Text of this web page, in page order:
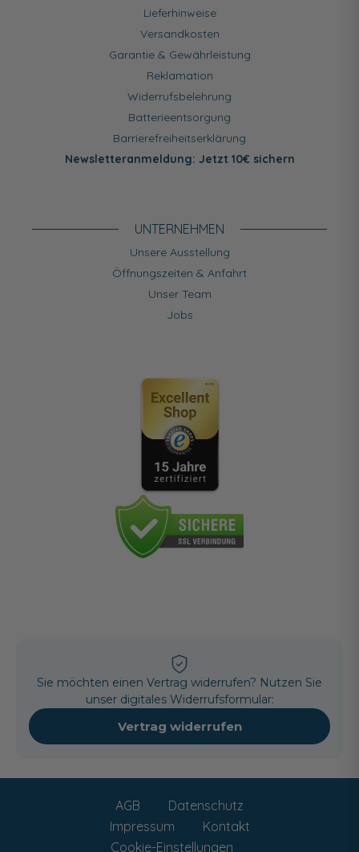
Lieferhinweise
Versandkosten
Garantie & Gewährleistung
Reklamation
Widerrufsbelehrung
Batterieentsorgung
Barrierefreiheitserklärung
Newsletteranmeldung: Jetzt 10€ sichern
UNTERNEHMEN
Unsere Ausstellung
Öffnungszeiten & Anfahrt
Unser Team
Jobs
Sie möchten einen Vertrag widerrufen? Nutzen Sie
unser digitales Widerrufsformular:
Vertrag widerrufen
AGB
Datenschutz
Impressum
Kontakt
Cookie-Einstellungen